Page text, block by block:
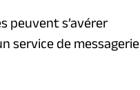
peuvent s’avérer
service de messagerie